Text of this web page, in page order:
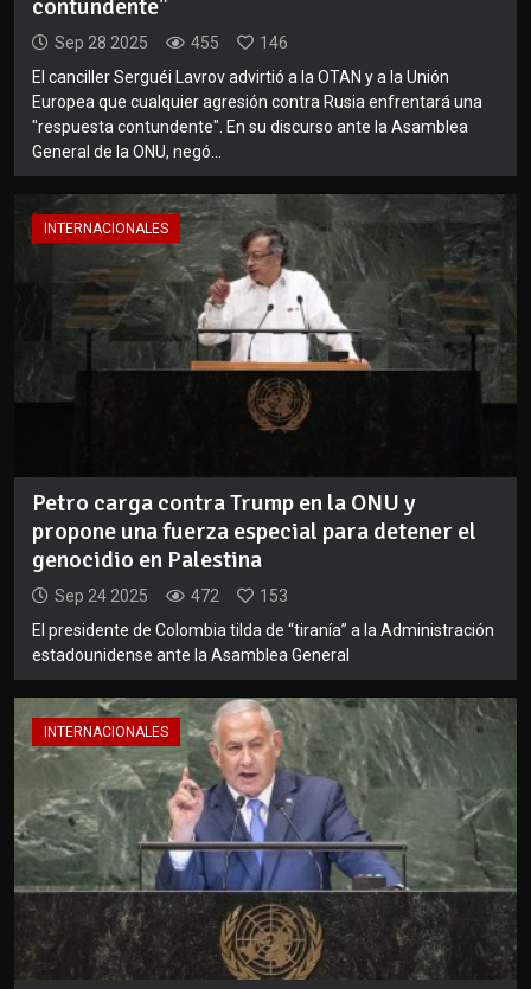
contundente"
Sep 28 2025 455
146
El canciller Serguéi Lavrov advirtió a la OTAN y a la Unión
Europea que cualquier agresión contra Rusia enfrentará una
"respuesta contundente". En su discurso ante la Asamblea
General de la ONU, negó...
INTERNACIONALES
Petro carga contra Trump en la ONU y
propone una fuerza especial para detener el
genocidio en Palestina
Sep 24 2025 472
153
El presidente de Colombia tilda de “tiranía” a la Administración
estadounidense ante la Asamblea General
INTERNACIONALES